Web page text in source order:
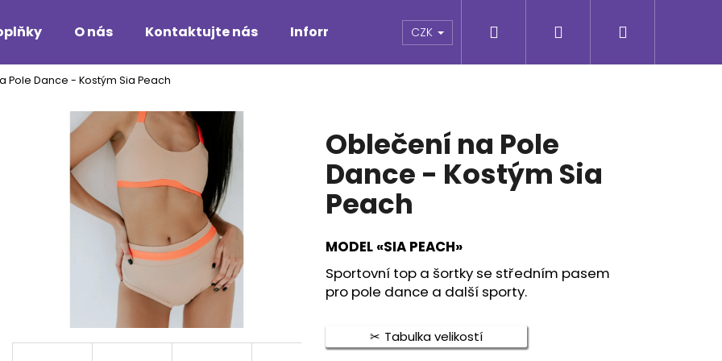
O nás Kontaktujte nás Informace CZK Přihlášení
Pole Dance - Kostým Sia Peach
Oblečení na Pole
Dance - Kostým Sia
Peach
MODEL «SIA PEACH»
Sportovní top a šortky se středním pasem
pro pole dance a další sporty.
Tabulka velikostí
Co potřebujete najít?
Doporučujeme